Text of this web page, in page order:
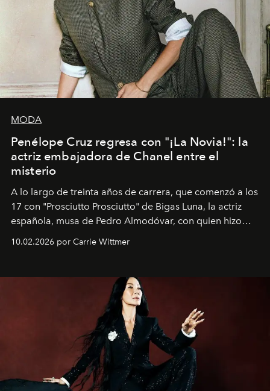
MODA
Penélope Cruz regresa con "¡La Novia!": la
actriz embajadora de Chanel entre el
misterio
A lo largo de treinta años de carrera, que comenzó a los
17 con "Prosciutto Prosciutto" de Bigas Luna, la actriz
española, musa de Pedro Almodóvar, con quien hizo
Barcelona", ha dividido su tiempo entre Europa y
dirigida por Maggie Gyllenhaal.
10.02.2026 por Carrie Wittmer